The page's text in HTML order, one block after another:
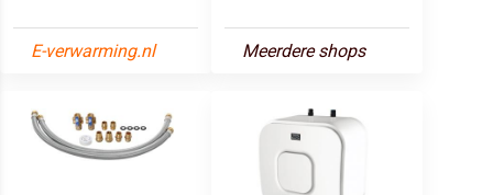
E-verwarming.nl Meerdere shops